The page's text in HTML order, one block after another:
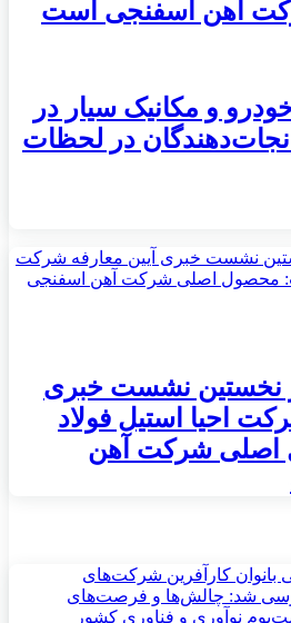
آهن اسفنجی است
و مکانیک سیار در
در لحظات
نخستین نشست خبری
احیا استیل فولاد
اصلی شرکت آهن
بانوان کارآفرین شرکت‌های
شد: چالش‌ها و فرصت‌های
نوآوری و فناوری کشور